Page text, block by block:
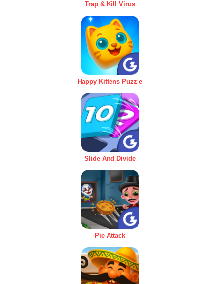
Trap & Kill Virus
Happy Kittens Puzzle
Slide And Divide
Pie Attack